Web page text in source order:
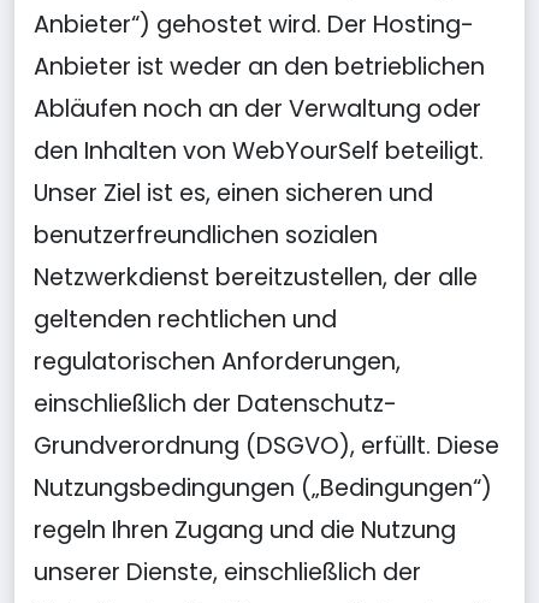
Anbieter“) gehostet wird. Der Hosting-
Anbieter ist weder an den betrieblichen
Abläufen noch an der Verwaltung oder
den Inhalten von WebYourSelf beteiligt.
Unser Ziel ist es, einen sicheren und
benutzerfreundlichen sozialen
Netzwerkdienst bereitzustellen, der alle
geltenden rechtlichen und
regulatorischen Anforderungen,
einschließlich der Datenschutz-
Grundverordnung (DSGVO), erfüllt. Diese
Nutzungsbedingungen („Bedingungen“)
regeln Ihren Zugang und die Nutzung
unserer Dienste, einschließlich der